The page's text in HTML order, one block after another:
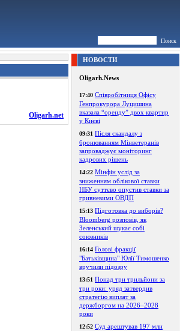
Поиск
Oligarh.net
НОВОСТИ
Oligarh.News
17:40 Співробітниця Офісу
Генпрокурора Луцишина
вказала “оренду” двох квартир
у Києві
09:31 Після скандалу з
бронюванням Мінветеранів
запроваджує моніторинг
кадрових рішень
14:22 Мінфін услід за
зниженням облікової ставки
НБУ суттєво опустив ставки за
гривневими ОВДП
15:13 Підготовка до виборів?
Bloomberg розповів, як
Зеленський шукає собі
союзників
16:14 Голові фракції
"Батьківщина" Юлії Тимошенко
вручили підозру
13:51 Понад три трильйони за
три роки: уряд затвердив
стратегію виплат за
держборгом на 2026–2028
роки
12:52 Суд арештував 197 млн